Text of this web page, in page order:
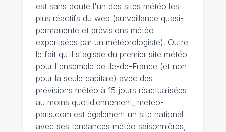
est sans doute l'un des sites météo les
plus réactifs du web (surveillance quasi-
permanente et prévisions météo
expertisées par un météorologiste). Outre
le fait qu'il s'agisse du premier site météo
pour l'ensemble de Ile-de-France (et non
pour la seule capitale) avec des
prévisions météo à 15 jours réactualisées
au moins quotidiennement, meteo-
paris.com est également un site national
avec ses tendances météo saisonnières